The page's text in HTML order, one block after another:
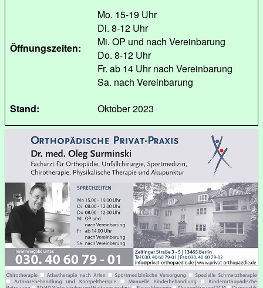
Öffnungszeiten:
Mo. 15-19 Uhr
Di. 8-12 Uhr
Mi. OP und nach Vereinbarung
Do. 8-12 Uhr
Fr. ab 14 Uhr nach Vereinbarung
Sa. nach Vereinbarung
Stand:
Oktober 2023